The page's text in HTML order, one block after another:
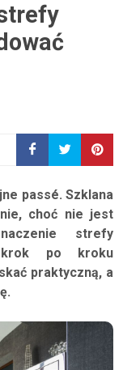
passé. Szklana
choć nie jest
strefy
krok po kroku
praktyczną, a